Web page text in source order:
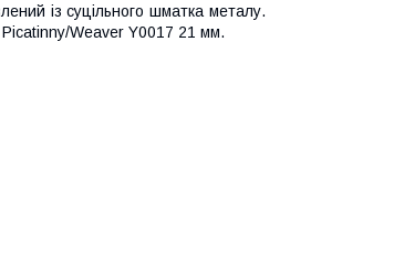
із суцільного шматка металу.
Weaver Y0017 21 мм.